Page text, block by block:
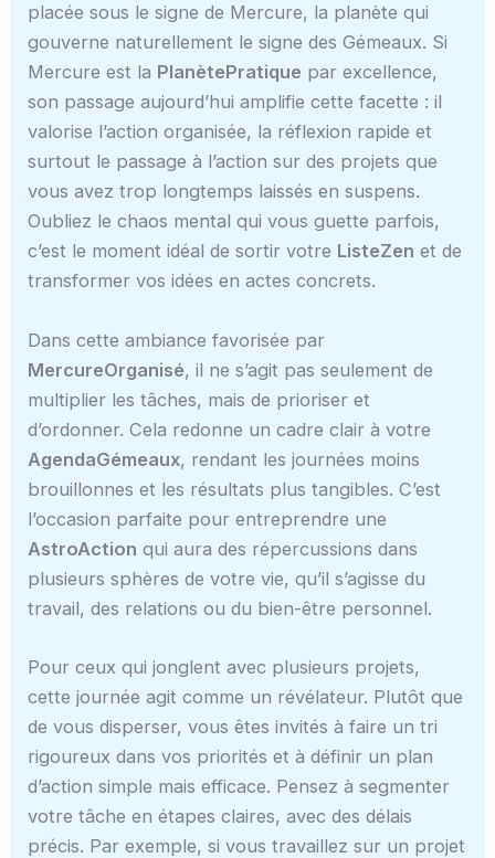
placée sous le signe de Mercure, la planète qui
gouverne naturellement le signe des Gémeaux. Si
Mercure est la PlanètePratique par excellence,
son passage aujourd’hui amplifie cette facette : il
valorise l’action organisée, la réflexion rapide et
surtout le passage à l’action sur des projets que
vous avez trop longtemps laissés en suspens.
Oubliez le chaos mental qui vous guette parfois,
c’est le moment idéal de sortir votre ListeZen et de
transformer vos idées en actes concrets.
Dans cette ambiance favorisée par
MercureOrganisé, il ne s’agit pas seulement de
multiplier les tâches, mais de prioriser et
d’ordonner. Cela redonne un cadre clair à votre
AgendaGémeaux, rendant les journées moins
brouillonnes et les résultats plus tangibles. C’est
l’occasion parfaite pour entreprendre une
AstroAction qui aura des répercussions dans
plusieurs sphères de votre vie, qu’il s’agisse du
travail, des relations ou du bien-être personnel.
Pour ceux qui jonglent avec plusieurs projets,
cette journée agit comme un révélateur. Plutôt que
de vous disperser, vous êtes invités à faire un tri
rigoureux dans vos priorités et à définir un plan
d’action simple mais efficace. Pensez à segmenter
votre tâche en étapes claires, avec des délais
précis. Par exemple, si vous travaillez sur un projet